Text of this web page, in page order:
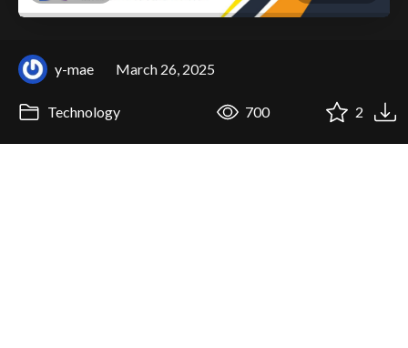
y-mae March 26, 2025
Technology 700 2